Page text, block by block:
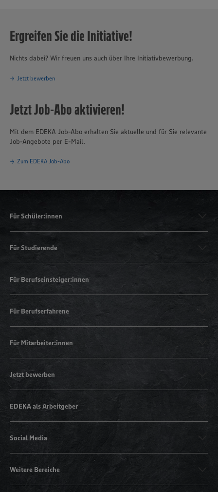
Ergreifen Sie die Initiative!
Nichts dabei? Wir freuen uns auch über Ihre Initiativbewerbung.
Jetzt bewerben
Jetzt Job-Abo aktivieren!
Mit dem EDEKA Job-Abo erhalten Sie aktuelle und für Sie relevante
Job-Angebote per E-Mail.
Zum EDEKA Job-Abo
Für Schüler:innen
Für Studierende
Für Berufseinsteiger:innen
Für Berufserfahrene
Für Mitarbeiter:innen
Jetzt bewerben
EDEKA als Arbeitgeber
Social Media
Weitere Bereiche